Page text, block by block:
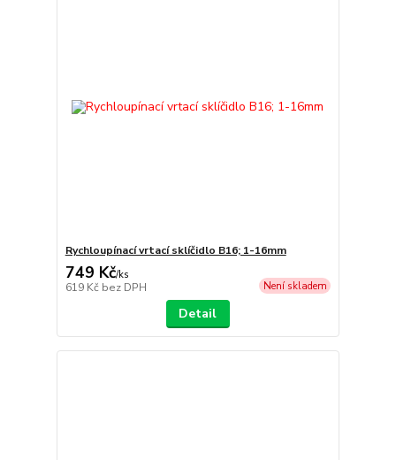
Rychloupínací vrtací sklíčidlo B16; 1-16mm
749 Kč/ks
619 Kč bez DPH Není skladem
Detail